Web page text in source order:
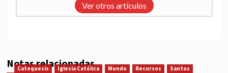
Ver otros artículos
Notas relacionadas
Catequesis Iglesia Católica Mundo Recursos Santos